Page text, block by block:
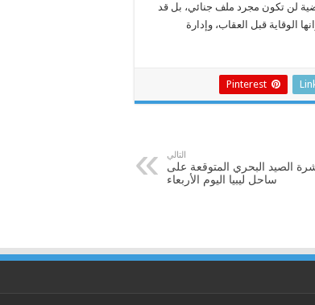
لن تكون مجرد ملف جنائي، بل قد
الوقاية قبل العقاب، وإدارة
Pinterest
التالي
الصيد البحري المتوقعة على
ساحل ليبيا اليوم الأربعاء